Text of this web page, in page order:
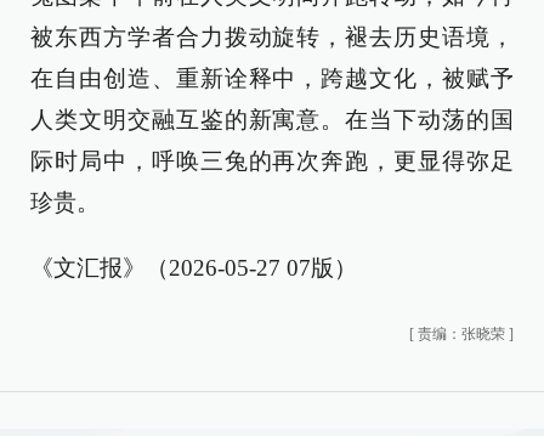
被东西方学者合力拨动旋转，褪去历史语境，
在自由创造、重新诠释中，跨越文化，被赋予
人类文明交融互鉴的新寓意。在当下动荡的国
际时局中，呼唤三兔的再次奔跑，更显得弥足
珍贵。
《文汇报》（2026-05-27 07版）
[ 责编：张晓荣 ]